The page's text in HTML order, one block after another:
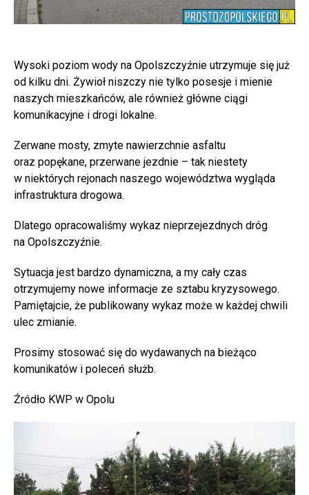
Wysoki poziom wody na Opolszczyźnie utrzymuje się już
od kilku dni. Żywioł niszczy nie tylko posesje i mienie
naszych mieszkańców, ale również główne ciągi
komunikacyjne i drogi lokalne.
Zerwane mosty, zmyte nawierzchnie asfaltu
oraz popękane, przerwane jezdnie – tak niestety
w niektórych rejonach naszego województwa wygląda
infrastruktura drogowa.
Dlatego opracowaliśmy wykaz nieprzejezdnych dróg
na Opolszczyźnie.
Sytuacja jest bardzo dynamiczna, a my cały czas
otrzymujemy nowe informacje ze sztabu kryzysowego.
Pamiętajcie, że publikowany wykaz może w każdej chwili
ulec zmianie.
Prosimy stosować się do wydawanych na bieżąco
komunikatów i poleceń służb.
Źródło KWP w Opolu